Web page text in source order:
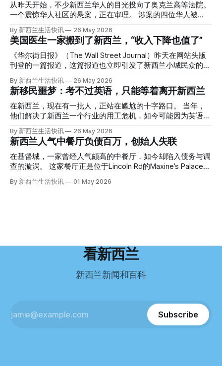
从昨天开始，不少新西兰华人的目光投向了奥克兰高等法院。
一个震惊华人社区的悬案，正在审理。 涉案的四位华人被
告，站在了法庭，被控与一位70岁中国女人的死有关。 事情
的复杂程度，远超人们的想象。 神秘的黑色塑料袋 先让我们
回到2024年3月12日。 新西兰一个名叫Paul Middleton的老
人，在奥克兰Gulf Harbour钓鱼时，发现了一个黑色塑料袋，
里面是一堆衣服。 再扒开衣服，他看到了一只手，一只人
腰部对折，黑色胶带缠着头、手腕和身体，整个人被绑成胎儿
状。 两个10公斤的米袋装满了石头，用胶带死死缠在尸体
上。 死者是亚洲面孔的老年女性，头部、脸、胳膊都有钝器
伤，当时身穿一件“娟燕牌”内衣和黑色长裤。 她是谁？没有人
Operation Parade的案子，开始调查。 米袋泄露秘密 破案的
关键，是两个米袋。这两个塑料米袋里装着用来压住尸体的花
园石头。 每个米袋上都有序列号。 警察一家家查，发现这批
米是在奥克兰北岸一家超市卖的。
By 新西兰生活快讯 26 May 2026
美国医生一家搬到了新西兰，“收入下降也值了”
《华尔街日报》（The Wall Street Journal）昨天在网站头版
刊登的一篇报道，这篇报道也立即引发了新西兰小城民众的兴
趣： “精疲力尽的美国医生，正在离开美国，前往新西兰一座
偏远小镇。” “精疲力尽的美国医生”搬家新西兰 四年前，在加
州拉霍亚（La Jolla）一家医院担任内科医生的Brandon
Williams医生达到了崩溃的边缘。 患者人数激增、医疗人员短
缺、医疗事故诉讼的威胁，以及对患者无力支付医疗费用的忧
（PTSD）。他的其中一位同事甚至因自杀身亡。 他并不想放
弃从医，但他不想再在美国行医了。 于是，他与38岁的妻子
Ellen Williams开始在欧洲寻找更好的选择。 就在那时，他收
到了一封来自新西兰医疗招聘人员的信。 “虽然跑到那个‘与世
义。”现年39岁的加州人Brandon说道。 2024年11月，这家人
By 新西兰生活快讯 26 May 2026
新移民噩梦：考不过英语，只能等着离开新西兰
在新西兰，现在有一批人，正站在尴尬的十字路口。 当年，
他们解决了新西兰一个行业的用工危机，如今可能因为英语考
试，不得不在几年内离开这个国家。 一位移民的无奈感叹：
“如果我们真能考到那个分数，就不会来开公交车了。” 因为英
语，他们一直无法上岸 来自菲律宾的Ryan De Guzman，就是
这批人中的一员。 2023年，当他看到新西兰招聘海外公交司
机的信息时，几乎没有犹豫就提交了申请。 “我听说这里气候
年3月抵达奥克兰。 当时心里盘算着：努力工作两年，申请居
所需的英语门槛。 De Guzman选择了另一项考试——
Pearson Test of English，最终成绩是45分，而申请要求是58
By 新西兰生活快讯 26 May 2026
新西兰人气中餐厅负债百万，创始人失联
在基督城，一家曾经人气颇高的中餐厅，如今却陷入债务与调
查的漩涡。 这家餐厅正是位于Lincoln Rd的Maxine’s Palace。
其背后的公司已进入清算程序，债务总额接近100万纽币，而
引人关注的是——清算人目前无法联系到创始人本人。 今年3
纽币，员工索赔金额仍在核算中。 整体债务规模，已经逼近
这导致公司财务记录尚未完全掌握，资产处置是否合理仍待核
在核查资产出售是否符合市
By 新西兰生活快讯 01 May 2026
看新西兰
新西兰新闻和百科
Subscribe